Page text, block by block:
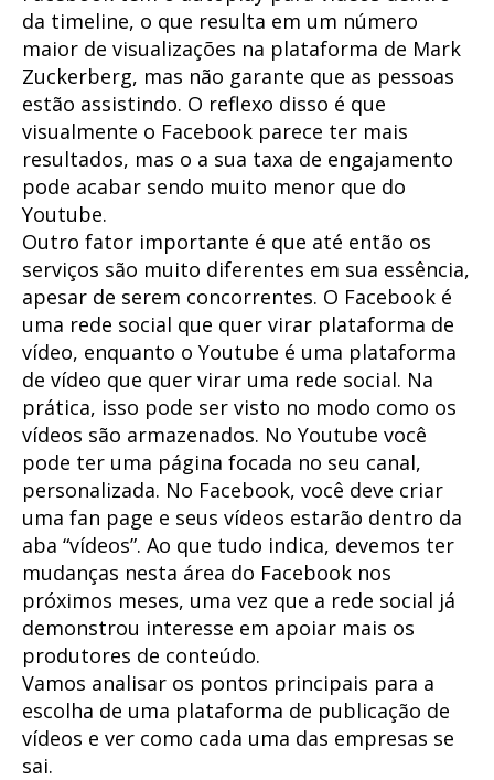
da timeline, o que resulta em um número
maior de visualizações na plataforma de Mark
Zuckerberg, mas não garante que as pessoas
estão assistindo. O reflexo disso é que
visualmente o Facebook parece ter mais
resultados, mas o a sua taxa de engajamento
pode acabar sendo muito menor que do
Youtube.
Outro fator importante é que até então os
serviços são muito diferentes em sua essência,
apesar de serem concorrentes. O Facebook é
uma rede social que quer virar plataforma de
vídeo, enquanto o Youtube é uma plataforma
de vídeo que quer virar uma rede social. Na
prática, isso pode ser visto no modo como os
vídeos são armazenados. No Youtube você
pode ter uma página focada no seu canal,
personalizada. No Facebook, você deve criar
uma fan page e seus vídeos estarão dentro da
aba “vídeos”. Ao que tudo indica, devemos ter
mudanças nesta área do Facebook nos
próximos meses, uma vez que a rede social já
demonstrou interesse em apoiar mais os
produtores de conteúdo.
Vamos analisar os pontos principais para a
escolha de uma plataforma de publicação de
vídeos e ver como cada uma das empresas se
sai.